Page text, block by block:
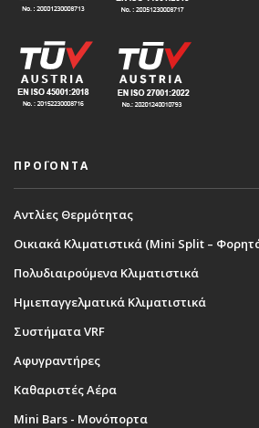
ΠΡΟΪΟΝΤΑ
Αντλίες Θερμότητας
Οικιακά Κλιματιστικά (Mini Split –
Πολυδιαιρούμενα Κλιματιστικά
Ημιεπαγγελματικά Κλιματιστικά
Συστήματα VRF
Αφυγραντήρες
Καθαριστές Αέρα
Mini Bars - Μονόπορτα